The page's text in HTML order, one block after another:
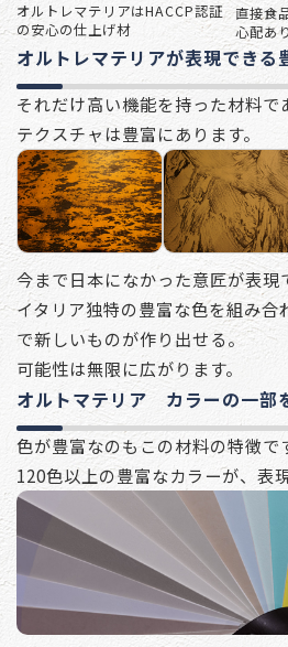
オルトレマテリアはHACCP認証
の安心の仕上げ材
直接食
心配あ
オルトレマテリアが表現できる
それだけ高い機能を持った材料
テクスチャは豊富にあります。
今まで日本になかった意匠が表現
イタリア独特の豊富な色を組み合
で新しいものが作り出せる。
可能性は無限に広がります。
オルトマテリア カラーの一部
色が豊富なのもこの材料の特徴で
120色以上の豊富なカラーが、表